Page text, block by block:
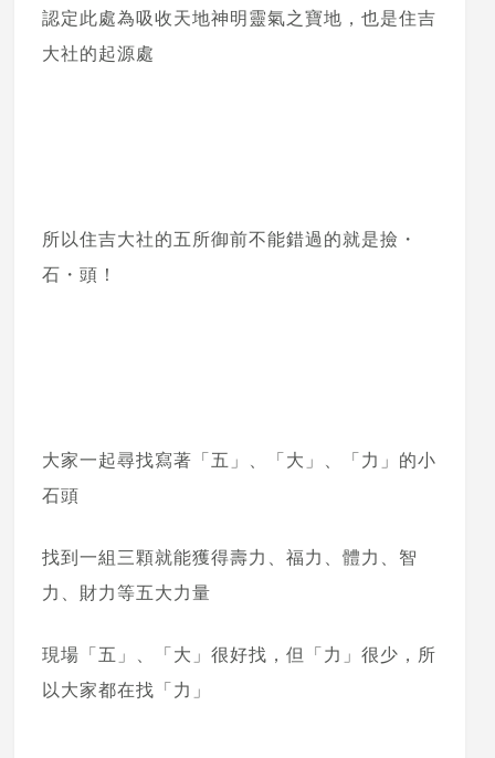
認定此處為吸收天地神明靈氣之寶地，也是住吉
大社的起源處
所以住吉大社的五所御前不能錯過的就是撿・
石・頭！
大家一起尋找寫著「五」、「大」、「力」的小
石頭
找到一組三顆就能獲得壽力、福力、體力、智
力、財力等五大力量
現場「五」、「大」很好找，但「力」很少，所
以大家都在找「力」